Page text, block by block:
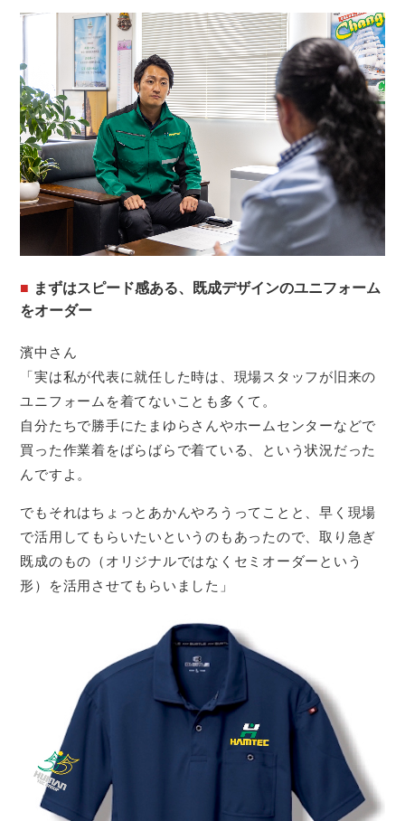
まずはスピード感ある、既成デザインのユニフォーム
をオーダー
濱中さん
「実は私が代表に就任した時は、現場スタッフが旧来の
ユニフォームを着てないことも多くて。
自分たちで勝手にたまゆらさんやホームセンターなどで
買った作業着をばらばらで着ている、という状況だった
んですよ。
でもそれはちょっとあかんやろうってことと、早く現場
で活用してもらいたいというのもあったので、取り急ぎ
既成のもの（オリジナルではなくセミオーダーという
形）を活用させてもらいました」